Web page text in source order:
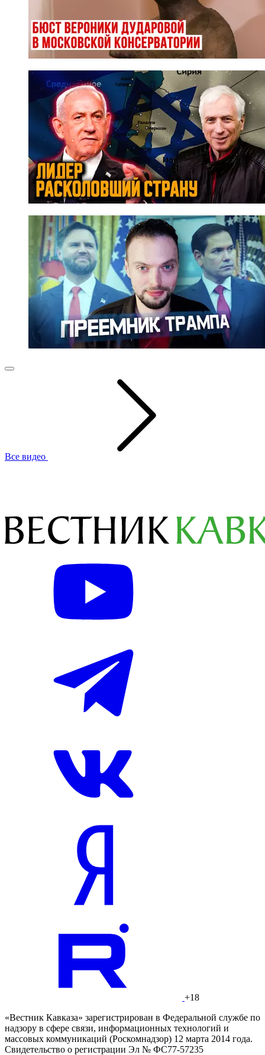
Все видео
+18
«Вестник Кавказа» зарегистрирован в Федеральной службе по
надзору в сфере связи, информационных технологий и
массовых коммуникаций (Роскомнадзор) 12 марта 2014 года.
Свидетельство о регистрации Эл № ФС77-57235